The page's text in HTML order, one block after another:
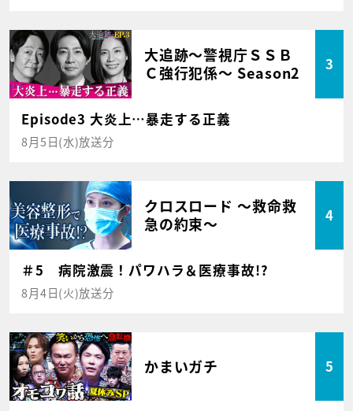
大追跡～警視庁ＳＳＢ
Ｃ強行犯係～ Season2
3
Episode3 大炎上…暴走する正義
8月5日(水)放送分
クロスロード ～救命救
急の約束～
4
＃5 病院激震！パワハラ＆医療事故!?
8月4日(火)放送分
かまいガチ 5